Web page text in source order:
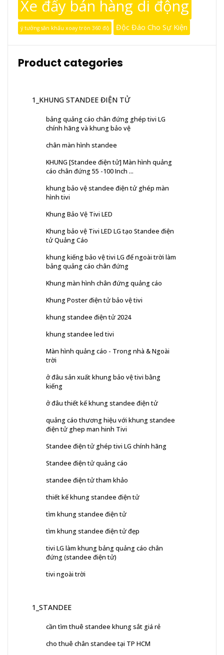
Xe đẩy bán hàng di động
ý tưởng sân khấu xoay tròn 360 độ Độc Đáo Cho Sự Kiện
Product categories
1_KHUNG STANDEE ĐIỆN TỬ
bảng quảng cáo chân đứng ghép tivi LG
chính hãng và khung bảo vệ
chân màn hình standee
KHUNG [Standee điện tử] Màn hình quảng
cáo chân đứng 55 -100 Inch ...
khung bảo vệ standee điện tử ghép màn
hình tivi
Khung Bảo Vệ Tivi LED
Khung bảo vệ Tivi LED LG tạo Standee điện
tử Quảng Cáo
khung kiếng bảo vệ tivi LG để ngoài trời làm
bảng quảng cáo chân đứng
Khung màn hình chân đứng quảng cáo
Khung Poster điện tử bảo vệ tivi
khung standee điện tử 2024
khung standee led tivi
Màn hình quảng cáo - Trong nhà & Ngoài
trời
ở đâu sản xuất khung bảo vệ tivi bằng
kiếng
ở đâu thiết kế khung standee điện tử
quảng cáo thương hiệu với khung standee
điện tử ghep man hinh Tivi
Standee điện tử ghép tivi LG chính hãng
Standee điện tử quảng cáo
standee điện tử tham khảo
thiết kế khung standee điện tử
tìm khung standee điện tử
tìm khung standee điện tử đẹp
tivi LG làm khung bảng quảng cáo chân
đứng (standee điện tử)
tivi ngoài trời
1_STANDEE
cần tìm thuê standee khung sắt giá rẻ
cho thuê chân standee tại TP HCM